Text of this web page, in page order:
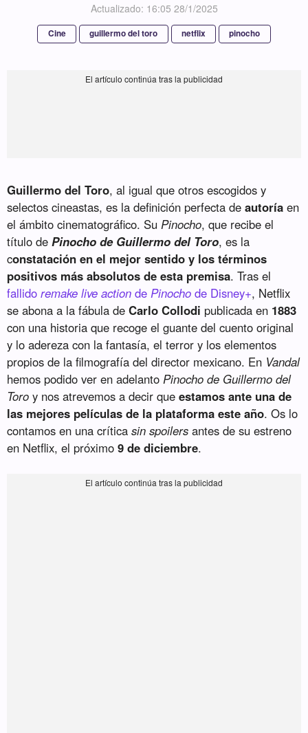
Actualizado: 16:05 28/1/2025
Cine guillermo del toro netflix pinocho
Guillermo del Toro, al igual que otros escogidos y
selectos cineastas, es la definición perfecta deautoría en
el ámbito cinematográfico. Su Pinocho, que recibe el
título dePinocho de Guillermo del Toro, es la
constatación en el mejor sentido y los términos
positivos más absolutos de esta premisa. Tras el
fallidoremake live action de Pinocho de Disney+, Netflix
se abona a la fábula deCarlo Collodi publicada en 1883
con una historia que recoge el guante del cuento original
y lo adereza con la fantasía, el terror y los elementos
propios de la filmografía del director mexicano. En Vandal
hemos podido ver en adelanto Pinocho de Guillermo del
Toro y nos atrevemos a decir queestamos ante una de
las mejores películas de la plataforma este año. Os lo
contamos en una críticasin spoilers antes de su estreno
en Netflix, el próximo9 de diciembre.